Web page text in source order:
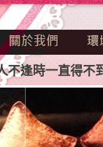
得不到老闆